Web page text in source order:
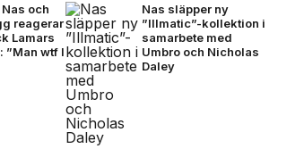
och
reagerar
Lamars
”Man wtf I
Nas släpper ny
”Illmatic”-kollektion i
samarbete med
Umbro och Nicholas
Daley